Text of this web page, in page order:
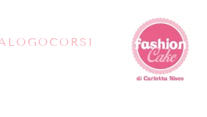
CORSI